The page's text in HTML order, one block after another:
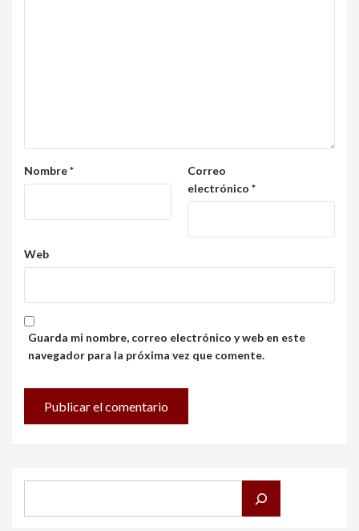
Nombre*
Correo
electrónico *
Web
Guarda mi nombre, correo electrónico y web en este
navegador para la próxima vez que comente.